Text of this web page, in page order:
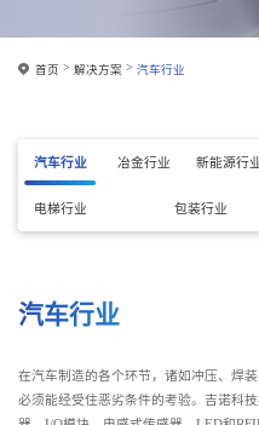
首页 解决方案 汽车行业
汽车行业 冶金行业 新能源行
电梯行业 包装行业
汽车行业
在汽车制造的各个环节，诸如冲压、焊
必须能经受住恶劣条件的考验。吉诺科